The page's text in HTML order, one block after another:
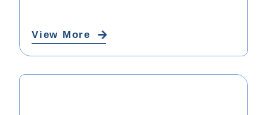
View More